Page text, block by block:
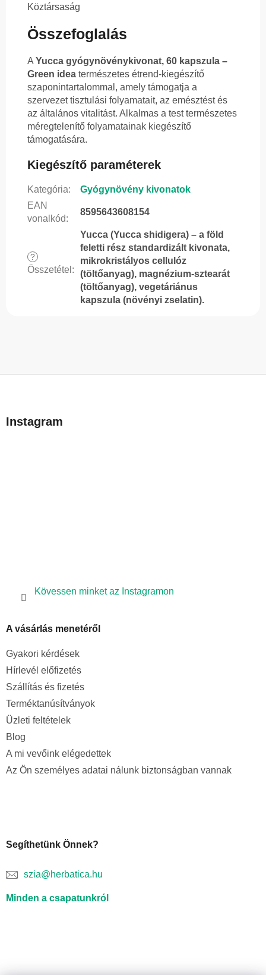
Köztársaság
Összefoglalás
A Yucca gyógynövénykivonat, 60 kapszula –
Green idea természetes étrend-kiegészítő
szaponintartalommal, amely támogatja a
szervezet tisztulási folyamatait, az emésztést és
az általános vitalitást. Alkalmas a test természetes
méregtelenítő folyamatainak kiegészítő
támogatására.
Kiegészítő paraméterek
Kategória:
Gyógynövény kivonatok
EAN
vonalkód:
8595643608154
?
Összetétel :
Yucca (Yucca shidigera) – a föld
feletti rész standardizált kivonata,
mikrokristályos cellulóz
(töltőanyag), magnézium-sztearát
(töltőanyag), vegetáriánus
kapszula (növényi zselatin).
Instagram
Kövessen minket az Instagramon
A vásárlás menetéről
Gyakori kérdések
Hírlevél előfizetés
Szállítás és fizetés
Terméktanúsítványok
Üzleti feltételek
Blog
A mi vevőink elégedettek
Az Ön személyes adatai nálunk biztonságban vannak
Segíthetünk Önnek?
szia@herbatica.hu
Minden a csapatunkról